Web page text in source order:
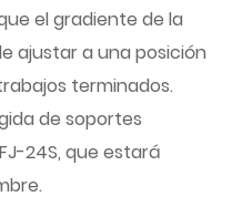
el gradiente de la
ajustar a una posición
terminados.
de soportes
24S, que estará